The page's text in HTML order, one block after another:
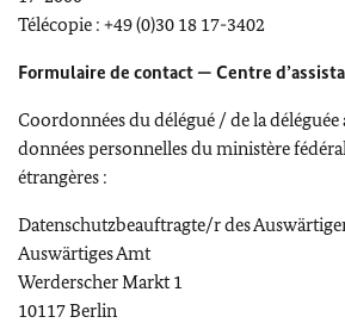
Télécopie : +49 (0)30 18 17-3402
Formulaire de contact — Centre
Coordonnées du délégué / de la
données personnelles du ministère
étrangères :
Datenschutzbeauftragte/r des
Auswärtiges Amt
Werderscher Markt 1
10117 Berlin